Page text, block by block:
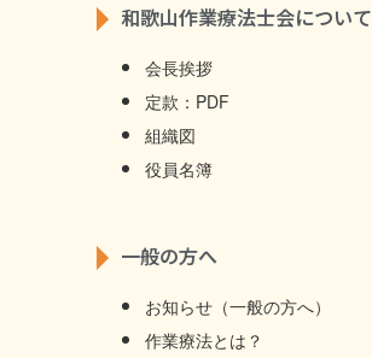
和歌山作業療法士会について
会長挨拶
定款：PDF
組織図
役員名簿
一般の方へ
お知らせ（一般の方へ）
作業療法とは？